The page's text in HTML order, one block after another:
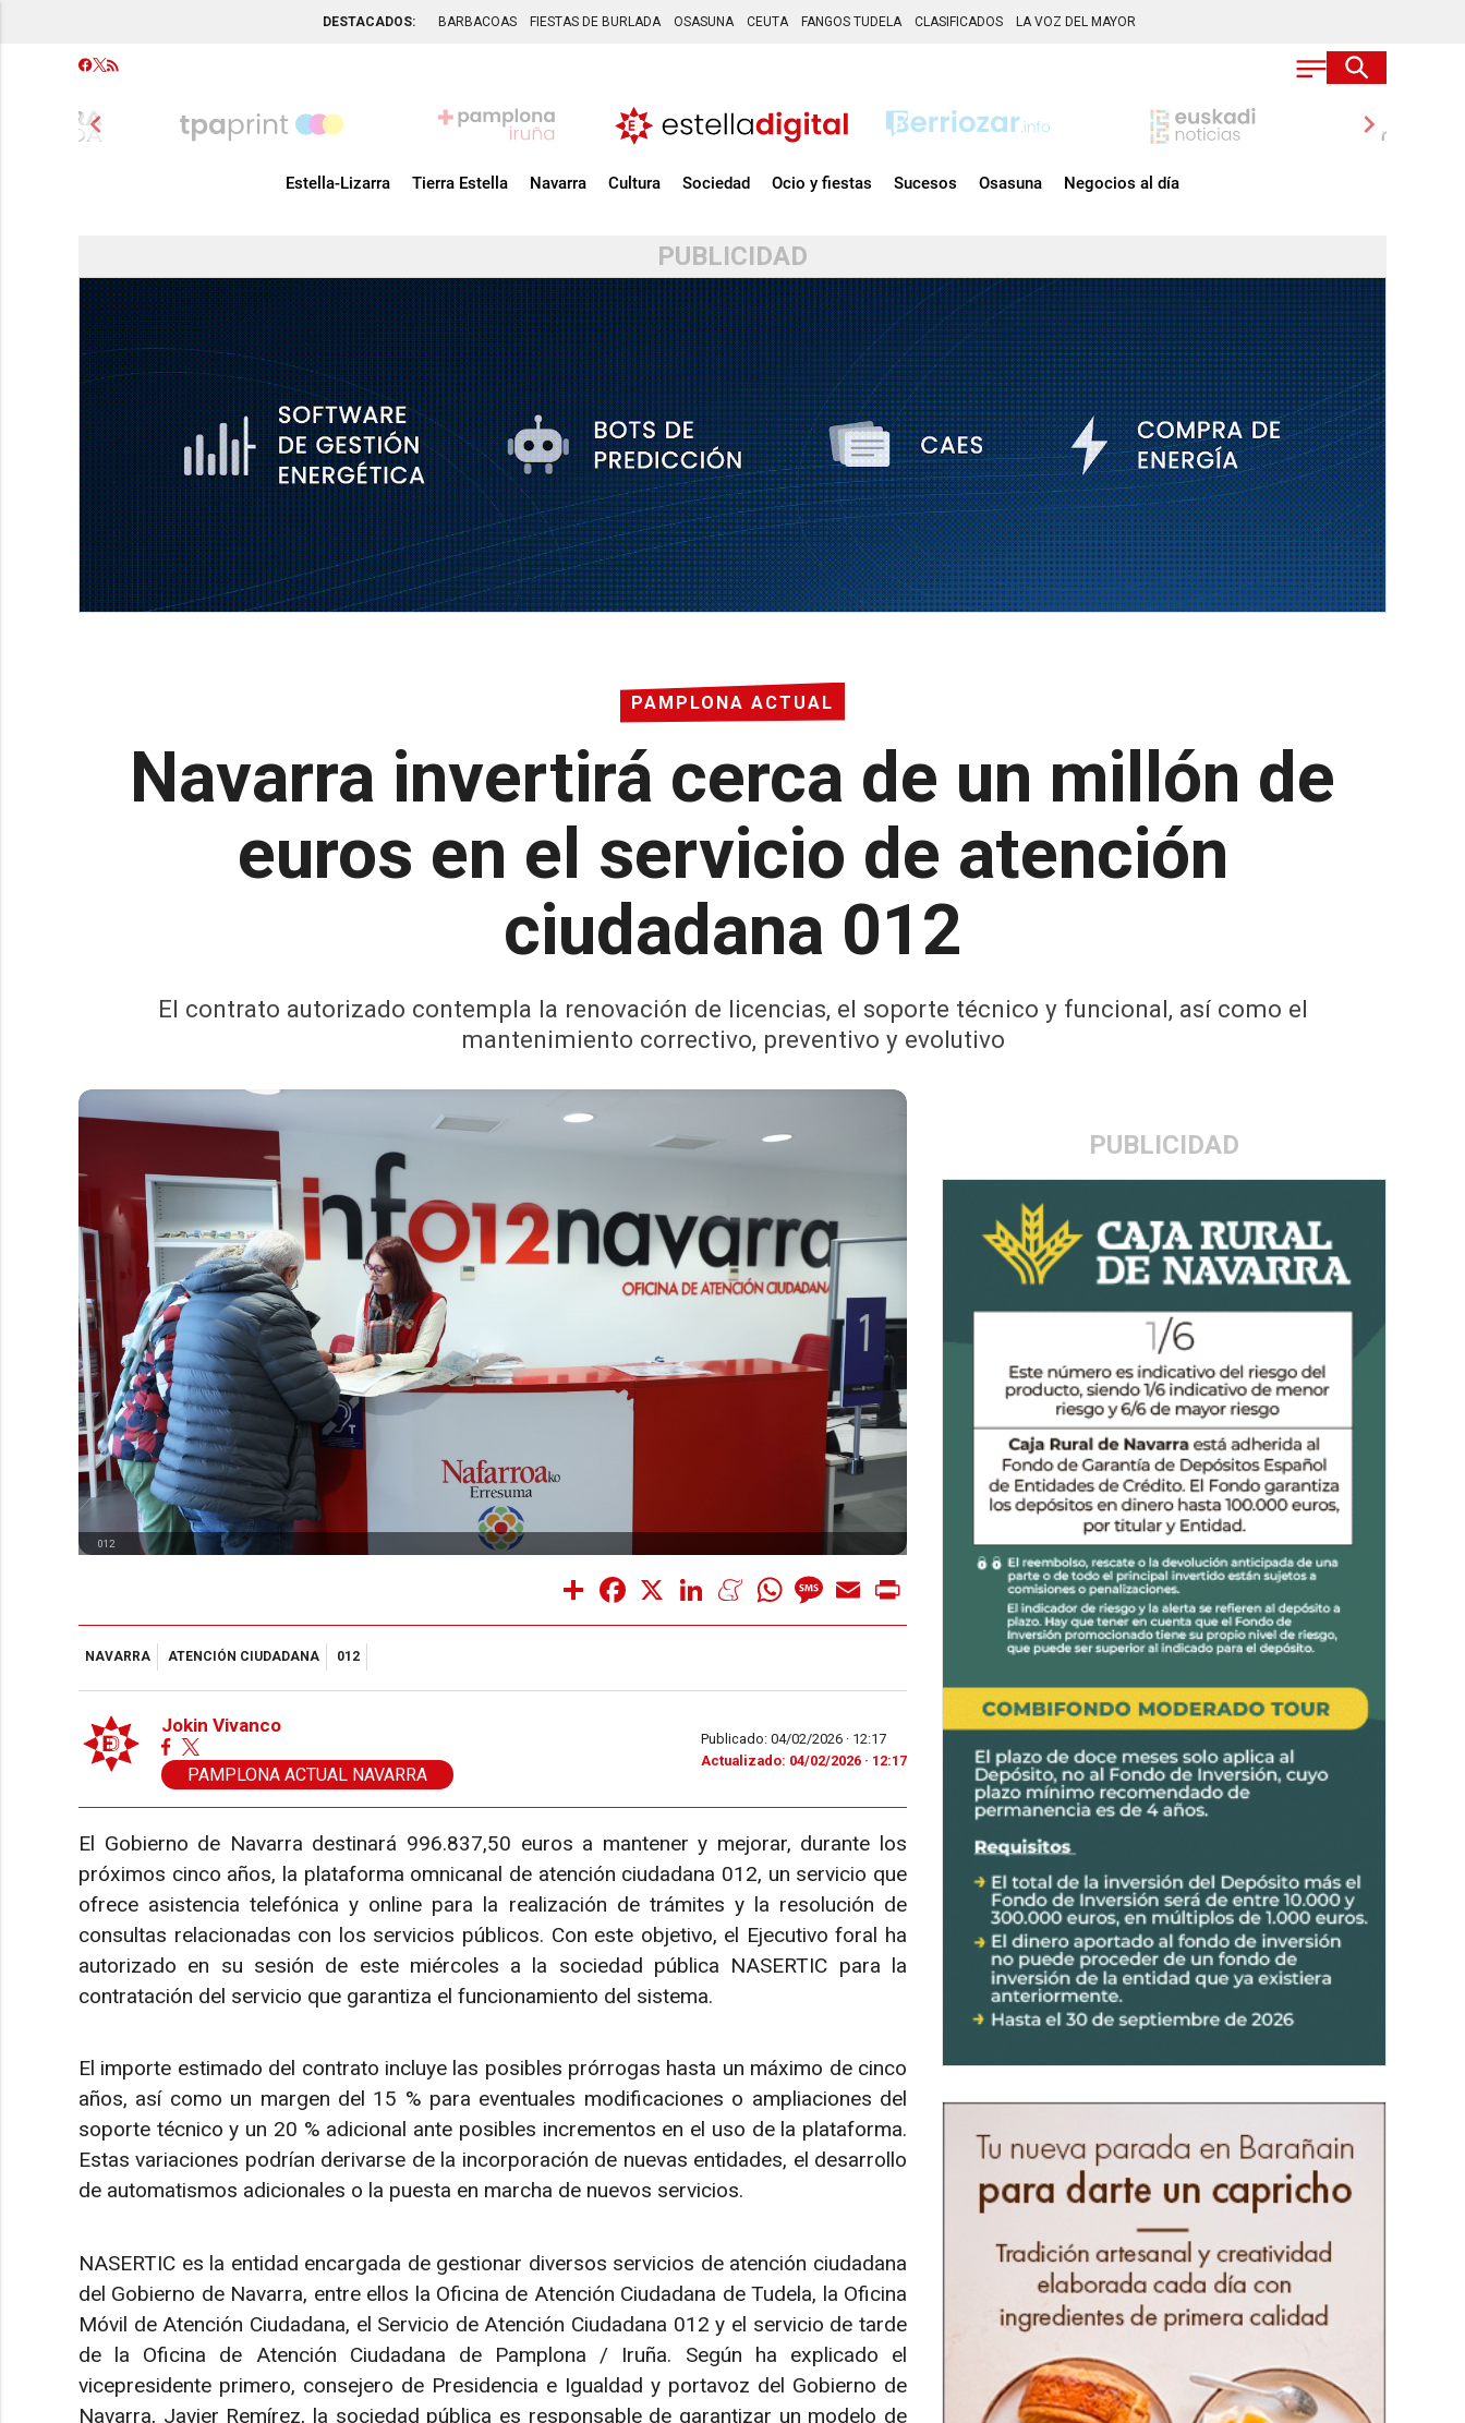
DESTACADOS: BARBACOAS FIESTAS DE BURLADA OSASUNA CEUTA FANGOS TUDELA CLASIFICADOS LA VOZ DEL MAYOR
chevron_left chevron_right
Estella-Lizarra Tierra Estella Navarra Cultura Sociedad Ocio y fiestas Sucesos Osasuna Negocios al día
PUBLICIDAD
PAMPLONA ACTUAL
Navarra invertirá cerca de un millón de
euros en el servicio de atención
ciudadana 012
El contrato autorizado contempla la renovación de licencias, el soporte técnico y funcional, así como el
mantenimiento correctivo, preventivo y evolutivo
PUBLICIDAD
012
Share Facebook LinkedInMeneameWhatsAppMessage
Email
NAVARRA ATENCIÓN CIUDADANA 012
Jokin Vivanco
PAMPLONA ACTUAL NAVARRA
Publicado: 04/02/2026 · 12:17
Actualizado: 04/02/2026 · 12:17
El Gobierno de Navarra destinará 996.837,50 euros a mantener y mejorar, durante los
próximos cinco años, la plataforma omnicanal de atención ciudadana 012, un servicio que
ofrece asistencia telefónica y online para la realización de trámites y la resolución de
consultas relacionadas con los servicios públicos. Con este objetivo, el Ejecutivo foral ha
autorizado en su sesión de este miércoles a la sociedad pública NASERTIC para la
contratación del servicio que garantiza el funcionamiento del sistema.
El importe estimado del contrato incluye las posibles prórrogas hasta un máximo de cinco
años, así como un margen del 15 % para eventuales modificaciones o ampliaciones del
soporte técnico y un 20 % adicional ante posibles incrementos en el uso de la plataforma.
Estas variaciones podrían derivarse de la incorporación de nuevas entidades, el desarrollo
de automatismos adicionales o la puesta en marcha de nuevos servicios.
NASERTIC es la entidad encargada de gestionar diversos servicios de atención ciudadana
del Gobierno de Navarra, entre ellos la Oficina de Atención Ciudadana de Tudela, la Oficina
Móvil de Atención Ciudadana, el Servicio de Atención Ciudadana 012 y el servicio de tarde
de la Oficina de Atención Ciudadana de Pamplona / Iruña. Según ha explicado el
vicepresidente primero, consejero de Presidencia e Igualdad y portavoz del Gobierno de
Navarra, Javier Remírez, la sociedad pública es responsable de garantizar un modelo de